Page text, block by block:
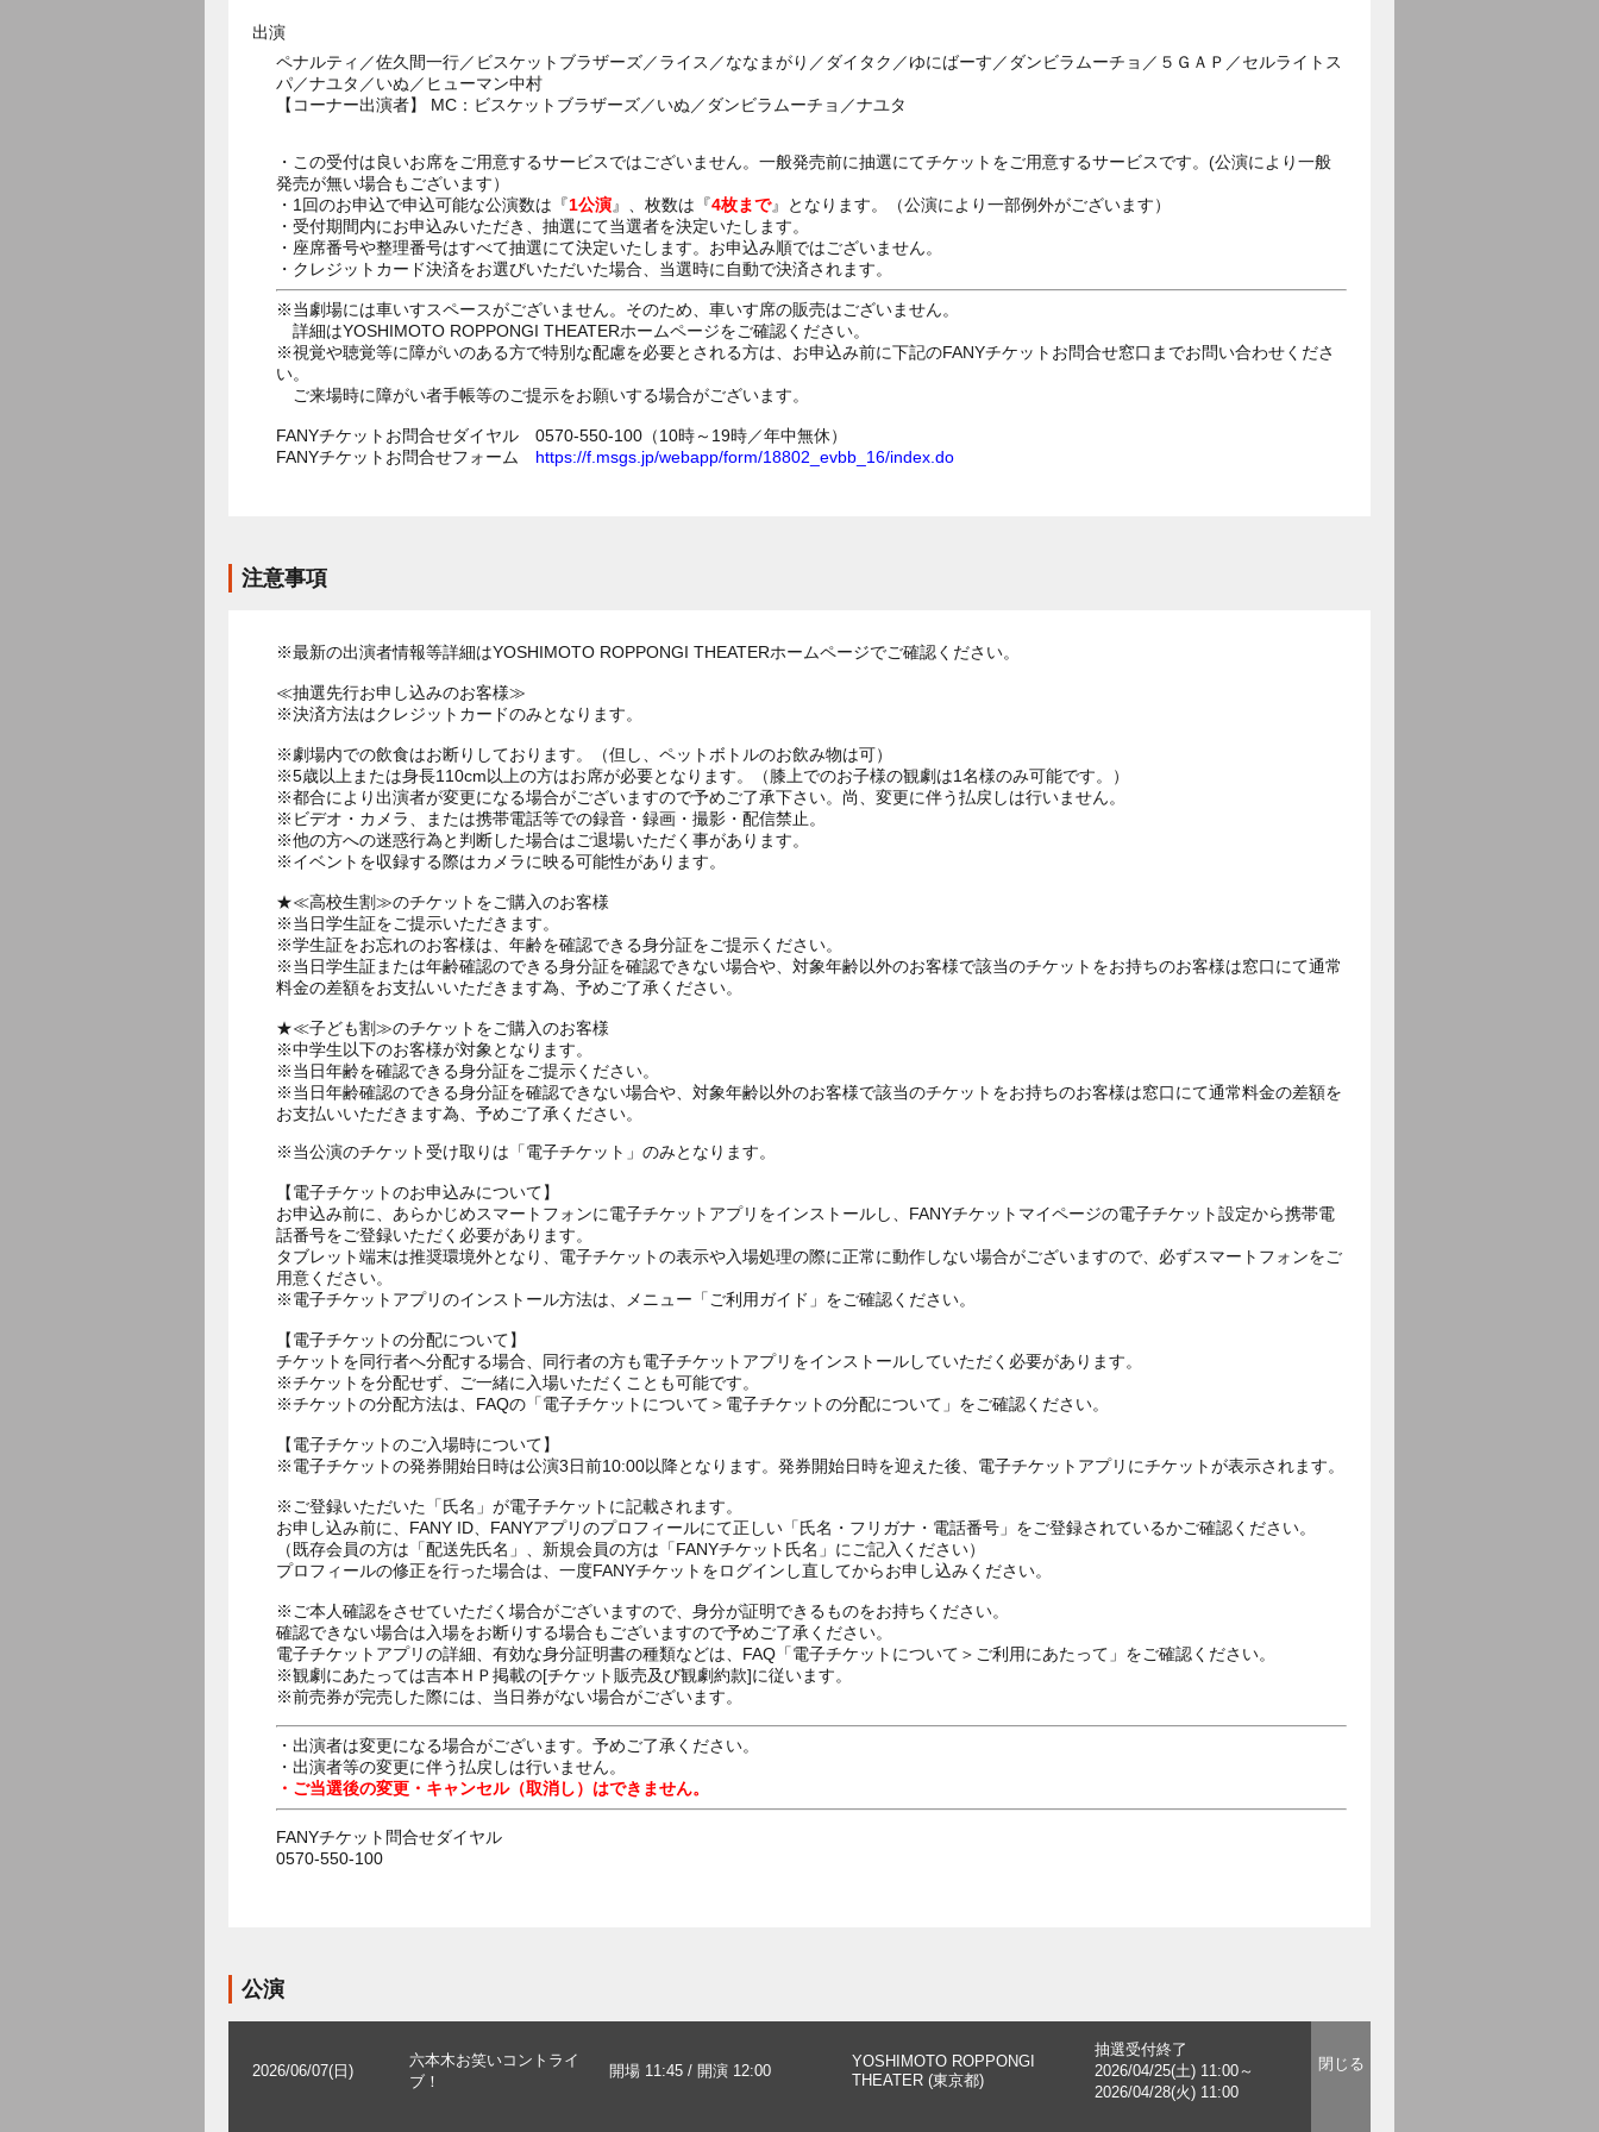
出演
ペナルティ／佐久間一行／ビスケットブラザーズ／ライス／ななまがり／ダイタク／ゆにばーす／ダンビラムーチョ／５ＧＡＰ／セルライトス
パ／ナユタ／いぬ／ヒューマン中村
【コーナー出演者】 MC：ビスケットブラザーズ／いぬ／ダンビラムーチョ／ナユタ
・この受付は良いお席をご用意するサービスではございません。一般発売前に抽選にてチケットをご用意するサービスです。(公演により一般
発売が無い場合もございます）
・1回のお申込で申込可能な公演数は『1公演』、枚数は『4枚まで』となります。（公演により一部例外がございます）
・受付期間内にお申込みいただき、抽選にて当選者を決定いたします。
・座席番号や整理番号はすべて抽選にて決定いたします。お申込み順ではございません。
・クレジットカード決済をお選びいただいた場合、当選時に自動で決済されます。
※当劇場には車いすスペースがございません。そのため、車いす席の販売はございません。
詳細はYOSHIMOTO ROPPONGI THEATERホームページをご確認ください。
※視覚や聴覚等に障がいのある方で特別な配慮を必要とされる方は、お申込み前に下記のFANYチケットお問合せ窓口までお問い合わせくださ
い。
ご来場時に障がい者手帳等のご提示をお願いする場合がございます。
FANYチケットお問合せダイヤル 0570-550-100（10時～19時／年中無休）
FANYチケットお問合せフォーム https://f.msgs.jp/webapp/form/18802_evbb_16/index.do
注意事項
※最新の出演者情報等詳細はYOSHIMOTO ROPPONGI THEATERホームページでご確認ください。
≪抽選先行お申し込みのお客様≫
※決済方法はクレジットカードのみとなります。
※劇場内での飲食はお断りしております。（但し、ペットボトルのお飲み物は可）
※5歳以上または身長110cm以上の方はお席が必要となります。（膝上でのお子様の観劇は1名様のみ可能です。）
※都合により出演者が変更になる場合がございますので予めご了承下さい。尚、変更に伴う払戻しは行いません。
※ビデオ・カメラ、または携帯電話等での録音・録画・撮影・配信禁止。
※他の方への迷惑行為と判断した場合はご退場いただく事があります。
※イベントを収録する際はカメラに映る可能性があります。
★≪高校生割≫のチケットをご購入のお客様
※当日学生証をご提示いただきます。
※学生証をお忘れのお客様は、年齢を確認できる身分証をご提示ください。
※当日学生証または年齢確認のできる身分証を確認できない場合や、対象年齢以外のお客様で該当のチケットをお持ちのお客様は窓口にて通常
料金の差額をお支払いいただきます為、予めご了承ください。
★≪子ども割≫のチケットをご購入のお客様
※中学生以下のお客様が対象となります。
※当日年齢を確認できる身分証をご提示ください。
※当日年齢確認のできる身分証を確認できない場合や、対象年齢以外のお客様で該当のチケットをお持ちのお客様は窓口にて通常料金の差額を
お支払いいただきます為、予めご了承ください。
※当公演のチケット受け取りは「電子チケット」のみとなります。
【電子チケットのお申込みについて】
お申込み前に、あらかじめスマートフォンに電子チケットアプリをインストールし、FANYチケットマイページの電子チケット設定から携帯電
話番号をご登録いただく必要があります。
タブレット端末は推奨環境外となり、電子チケットの表示や入場処理の際に正常に動作しない場合がございますので、必ずスマートフォンをご
用意ください。
※電子チケットアプリのインストール方法は、メニュー「ご利用ガイド」をご確認ください。
【電子チケットの分配について】
チケットを同行者へ分配する場合、同行者の方も電子チケットアプリをインストールしていただく必要があります。
※チケットを分配せず、ご一緒に入場いただくことも可能です。
※チケットの分配方法は、FAQの「電子チケットについて＞電子チケットの分配について」をご確認ください。
【電子チケットのご入場時について】
※電子チケットの発券開始日時は公演3日前10:00以降となります。発券開始日時を迎えた後、電子チケットアプリにチケットが表示されます。
※ご登録いただいた「氏名」が電子チケットに記載されます。
お申し込み前に、FANY ID、FANYアプリのプロフィールにて正しい「氏名・フリガナ・電話番号」をご登録されているかご確認ください。
（既存会員の方は「配送先氏名」、新規会員の方は「FANYチケット氏名」にご記入ください）
プロフィールの修正を行った場合は、一度FANYチケットをログインし直してからお申し込みください。
※ご本人確認をさせていただく場合がございますので、身分が証明できるものをお持ちください。
確認できない場合は入場をお断りする場合もございますので予めご了承ください。
電子チケットアプリの詳細、有効な身分証明書の種類などは、FAQ「電子チケットについて＞ご利用にあたって」をご確認ください。
※観劇にあたっては吉本ＨＰ掲載の[チケット販売及び観劇約款]に従います。
※前売券が完売した際には、当日券がない場合がございます。
・出演者は変更になる場合がございます。予めご了承ください。
・出演者等の変更に伴う払戻しは行いません。
・ご当選後の変更・キャンセル（取消し）はできません。
FANYチケット問合せダイヤル
0570-550-100
公演
2026/06/07(日)
六本木お笑いコントライ
ブ！
開場 11:45 / 開演 12:00
YOSHIMOTO ROPPONGI
THEATER (東京都)
抽選受付終了
2026/04/25(土) 11:00～
2026/04/28(火) 11:00